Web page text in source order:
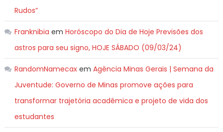
Rudos”
Franknibia em Horóscopo do Dia de Hoje Previsões dos
astros para seu signo, HOJE SÁBADO (09/03/24)
RandomNamecaxem Agência Minas Gerais | Semana da
Juventude: Governo de Minas promove ações para
transformar trajetória acadêmica e projeto de vida dos
estudantes